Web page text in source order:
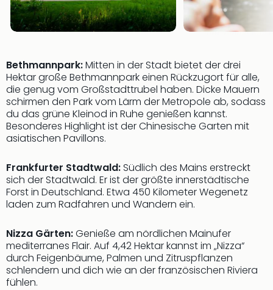
Bethmannpark:Mitten in der Stadt bietet der drei
Hektar große Bethmannpark einen Rückzugort für alle,
die genug vom Großstadttrubel haben. Dicke Mauern
schirmen den Park vom Lärm der Metropole ab, sodass
du das grüne Kleinod in Ruhe genießen kannst.
Besonderes Highlight ist der Chinesische Garten mit
asiatischen Pavillons.
Frankfurter Stadtwald:Südlich des Mains erstreckt
sich der Stadtwald. Er ist der größte innerstädtische
Forst in Deutschland. Etwa 450 Kilometer Wegenetz
laden zum Radfahren und Wandern ein.
Nizza Gärten:Genieße am nördlichen Mainufer
mediterranes Flair. Auf 4,42 Hektar kannst im „Nizza“
durch Feigenbäume, Palmen und Zitruspflanzen
schlendern und dich wie an der französischen Riviera
fühlen.